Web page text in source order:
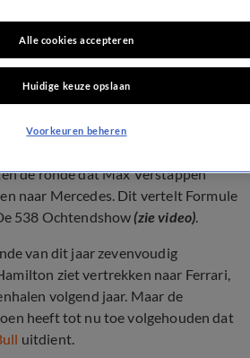
over Max
de ronde dat Max Verstappen
naar Mercedes. Dit vertelt Formule
538 Ochtendshow(zie video).
van dit jaar zevenvoudig
ziet vertrekken naar Ferrari,
volgend jaar. Maar de
heeft tot nu toe volgehouden dat
uitdient.
Alle cookies accepteren
Huidige keuze opslaan
Voorkeuren beheren